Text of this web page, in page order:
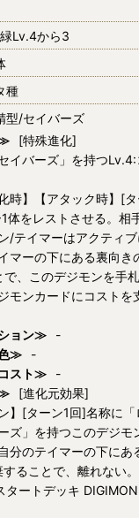
緑Lv.4から3
種
型/セイバーズ
[特殊進化]
イバーズ」を持つ
時】【アタック時】[
体をレストさせる。相
/テイマーはアクティ
マーの下にある裏向き
で、このデジモンを手
モンカードにコストを
ョン≫
-
≫
-
スト≫
-
[進化元効果]
】[ターン1回]名称に
ズ」を持つこのデジモ
分のテイマーの下にあ
ることで、離れない。
タートデッキ